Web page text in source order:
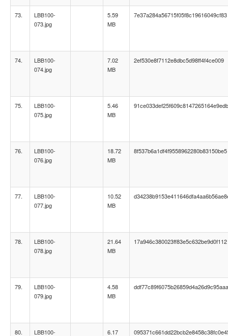
73.
LBB100-
073.jpg
5.59
MB
7e37a284a56715f05f8c19616049cf83
74.
LBB100-
074.jpg
7.02
MB
2ef530e8f7112e8dbc5d98ff4f4ce009
75.
LBB100-
075.jpg
5.46
MB
91ce033def25f609c8147265164e9edb
76.
LBB100-
076.jpg
18.72
MB
8f537b6a1df4f9558962280b83150be5
77.
LBB100-
077.jpg
10.52
MB
78.
LBB100-
078.jpg
21.64
MB
17a946c380023ff83e5c632be9d0f112
79.
LBB100-
079.jpg
4.58
MB
ddf77c89f6075b26859d4a26d9c95aaa
80.
LBB100-
6.17